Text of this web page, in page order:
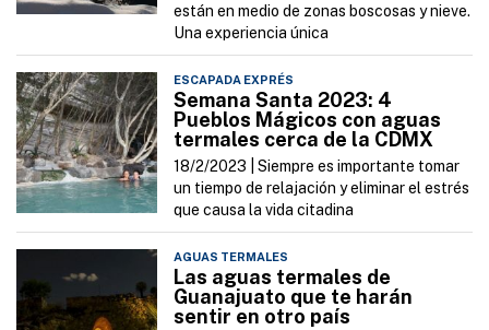
están en medio de zonas boscosas y nieve.
Una experiencia única
ESCAPADA EXPRÉS
Semana Santa 2023: 4
Pueblos Mágicos con aguas
termales cerca de la CDMX
18/2/2023 |Siempre es importante tomar
un tiempo de relajación y eliminar el estrés
que causa la vida citadina
AGUAS TERMALES
Las aguas termales de
Guanajuato que te harán
sentir en otro país